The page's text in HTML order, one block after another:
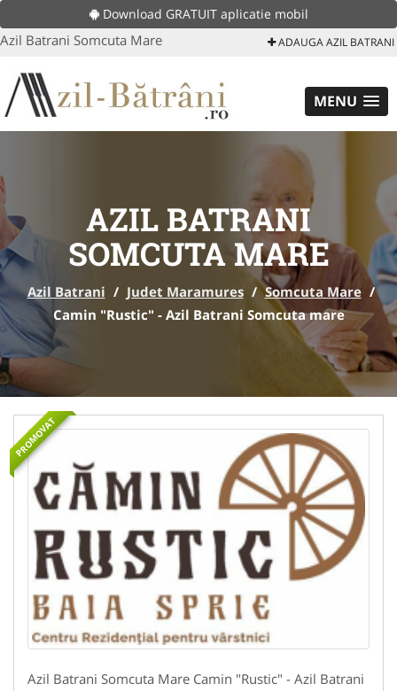
Download GRATUIT aplicatie mobil
Azil Batrani Somcuta Mare ADAUGA AZIL BATRANI
MENU
AZIL BATRANI
SOMCUTA MARE
Azil Batrani / Judet Maramures / Somcuta Mare /
Camin "Rustic" - Azil Batrani Somcuta mare
PROMOVAT
Azil Batrani Somcuta Mare Camin "Rustic" - Azil Batrani